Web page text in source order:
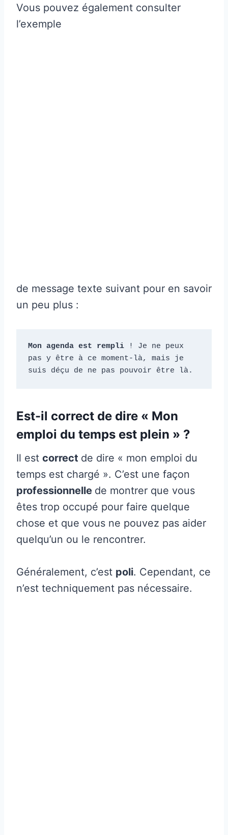
Vous pouvez également consulter
l’exemple
de message texte suivant pour en savoir
un peu plus :
Mon agenda est rempli ! Je ne peux
pas y être à ce moment-là, mais je
suis déçu de ne pas pouvoir être là.
Est-il correct de dire « Mon
emploi du temps est plein » ?
Il est correct de dire « mon emploi du
temps est chargé ». C’est une façon
professionnelle de montrer que vous
êtes trop occupé pour faire quelque
chose et que vous ne pouvez pas aider
quelqu’un ou le rencontrer.
Généralement, c’est poli. Cependant, ce
n’est techniquement pas nécessaire.